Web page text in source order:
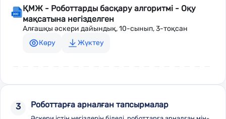
ҚМЖ - Роботтарды басқару алгоритмі - Оқу
мақсатына негізделген
Алғашқы әскери дайындық, 10-сынып, 3-тоқсан
Көру
Жүктеу
3 Роботтарға арналған тапсырмалар